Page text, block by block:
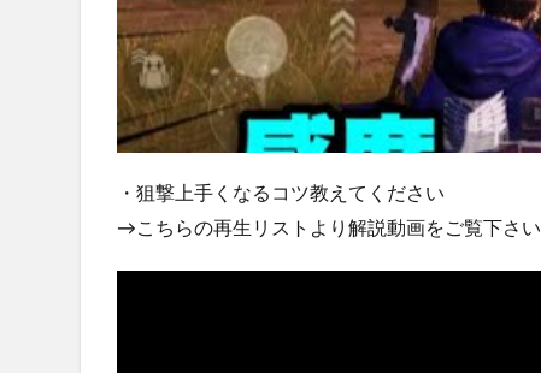
・狙撃上手くなるコツ教えてください
→こちらの再生リストより解説動画をご覧下さい